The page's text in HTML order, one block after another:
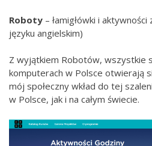
Roboty – łamigłówki i
języku angielskim)
Z wyjątkiem Robotów, wszystkie
komputerach w Polsce otwierają
mój społeczny wkład do tej
w Polsce, jak i na całym świecie.